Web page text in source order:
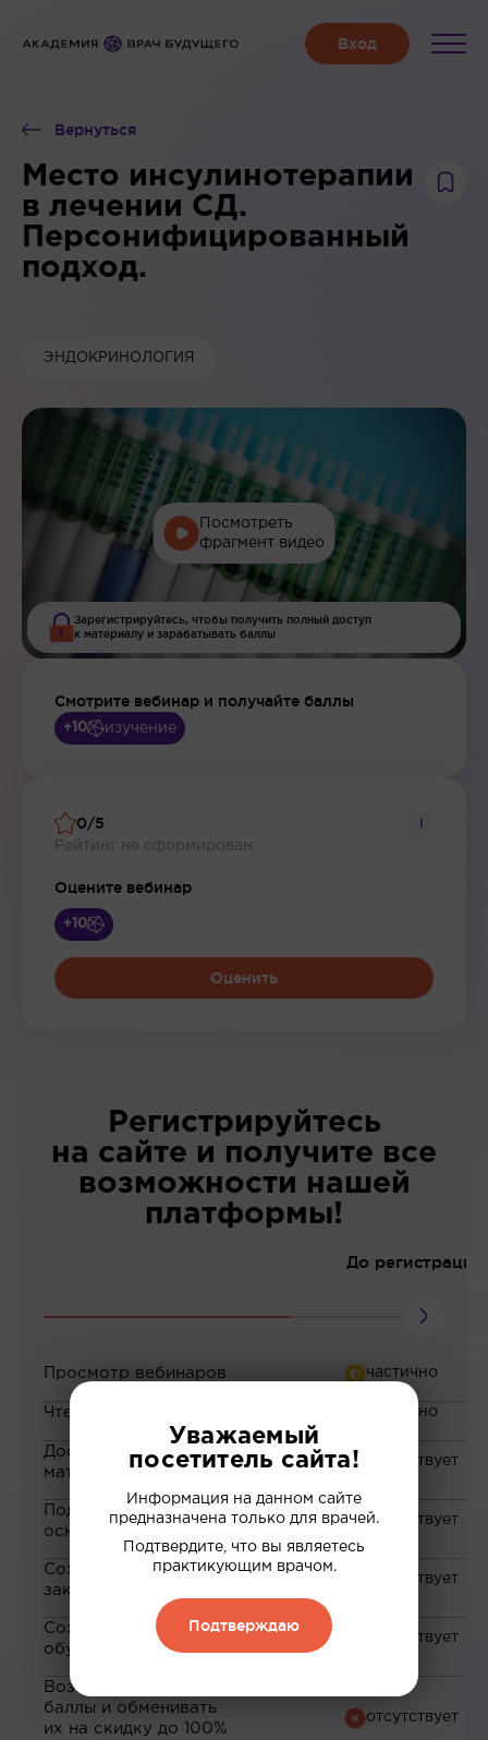
Вернуться
Место инсулинотерапии
в лечении СД.
Персонифицированный
подход.
ЭНДОКРИНОЛОГИЯ
Посмотреть
фрагмент видео
Зарегистрируйтесь, чтобы получить полный доступ
к материалу и зарабатывать баллы
Смотрите вебинар и получайте баллы
+10 изучение
0/5
Рейтинг не сформирован
i
Оцените вебинар
+10
Оценить
Регистрируйтесь
на сайте и получите все
возможности нашей
платформы!
До регистрации
Просмотр вебинаров
Чтение статей
Доступ к закрытым
материалам
Подборка материалов на
основе ваших интересов
Сохранение материалов в
закладки
Сохранение прогресса по
обучению
Возможность зарабатывать
баллы и обменивать
их на скидку до 100%
Уважаемый
посетитель сайта!
Информация на данном сайте
предназначена только для врачей.
Подтвердите, что вы являетесь
практикующим врачом.
Подтверждаю